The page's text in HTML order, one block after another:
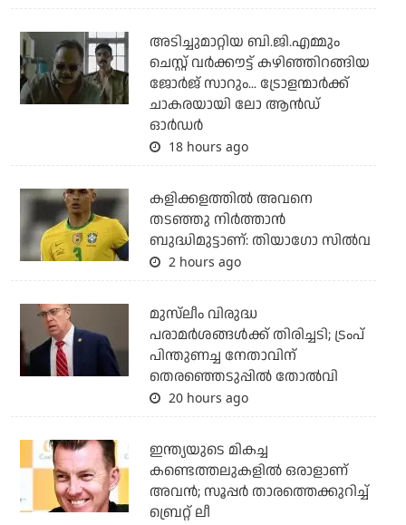
അടിച്ചുമാറ്റിയ ബി.ജി.എമ്മും
ചെസ്റ്റ് വര്‍ക്കൗട്ട് കഴിഞ്ഞിറങ്ങിയ
ജോര്‍ജ് സാറും... ട്രോളന്മാര്‍ക്ക്
ചാകരയായി ലോ ആന്‍ഡ്
ഓര്‍ഡര്‍
18 hours ago
കളിക്കളത്തില്‍ അവനെ
തടഞ്ഞു നിര്‍ത്താന്‍
ബുദ്ധിമുട്ടാണ്: തിയാഗോ സില്‍വ
2 hours ago
മുസ്‌ലീം വിരുദ്ധ
പരാമര്‍ശങ്ങള്‍ക്ക് തിരിച്ചടി; ട്രംപ്
പിന്തുണച്ച നേതാവിന്
തെരഞ്ഞെടുപ്പില്‍ തോല്‍വി
20 hours ago
ഇന്ത്യയുടെ മികച്ച
കണ്ടെത്തലുകളില്‍ ഒരാളാണ്
അവന്‍; സൂപ്പര്‍ താരത്തെക്കുറിച്ച്
ബ്രെറ്റ് ലീ